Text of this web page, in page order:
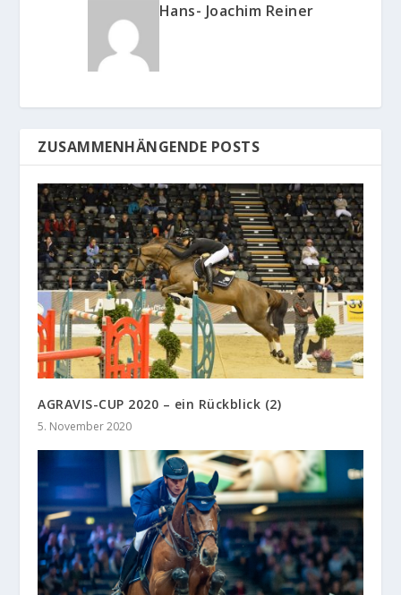
Hans- Joachim Reiner
ZUSAMMENHÄNGENDE POSTS
AGRAVIS-CUP 2020 – ein Rückblick (2)
5. November 2020